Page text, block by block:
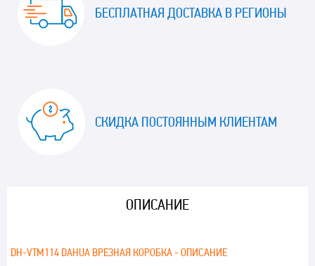
БЕСПЛАТНАЯ ДОСТАВКА В РЕГИОНЫ
СКИДКА ПОСТОЯННЫМ КЛИЕНТАМ
ОПИСАНИЕ
DH-VTM114 DAHUA ВРЕЗНАЯ КОРОБКА - ОПИСАНИЕ